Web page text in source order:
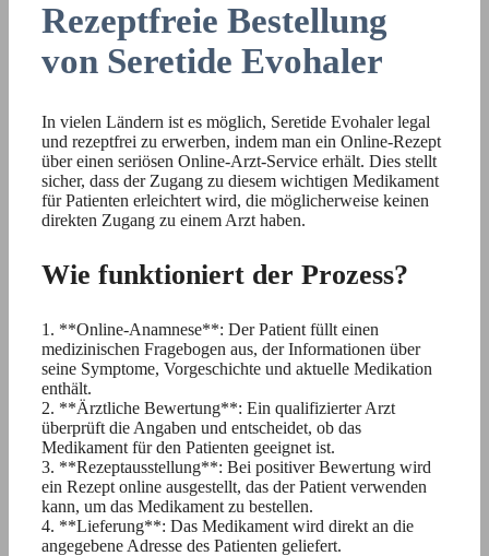
Rezeptfreie Bestellung
von Seretide Evohaler
In vielen Ländern ist es möglich, Seretide Evohaler legal
und rezeptfrei zu erwerben, indem man ein Online-Rezept
über einen seriösen Online-Arzt-Service erhält. Dies stellt
sicher, dass der Zugang zu diesem wichtigen Medikament
für Patienten erleichtert wird, die möglicherweise keinen
direkten Zugang zu einem Arzt haben.
Wie funktioniert der Prozess?
1. **Online-Anamnese**: Der Patient füllt einen
medizinischen Fragebogen aus, der Informationen über
seine Symptome, Vorgeschichte und aktuelle Medikation
enthält.
2. **Ärztliche Bewertung**: Ein qualifizierter Arzt
überprüft die Angaben und entscheidet, ob das
Medikament für den Patienten geeignet ist.
3. **Rezeptausstellung**: Bei positiver Bewertung wird
ein Rezept online ausgestellt, das der Patient verwenden
kann, um das Medikament zu bestellen.
4. **Lieferung**: Das Medikament wird direkt an die
angegebene Adresse des Patienten geliefert.